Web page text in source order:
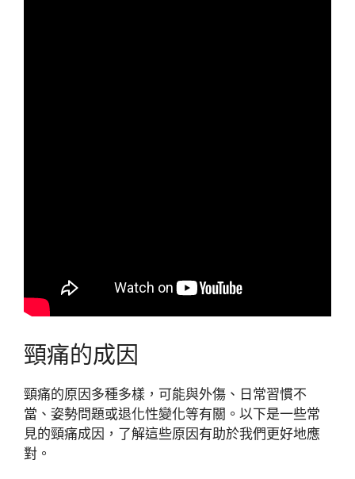
頸痛的成因
頸痛的原因多種多樣，可能與外傷、日常習慣不
當、姿勢問題或退化性變化等有關。以下是一些常
見的頸痛成因，了解這些原因有助於我們更好地應
對。